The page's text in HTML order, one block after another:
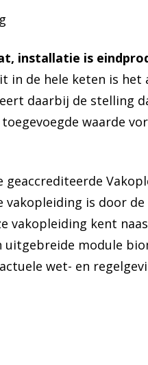
installatie is
in de hele keten is
daarbij de stelling
waarde
vakopleiding is door
vakopleiding kent
uitgebreide module
wet- en